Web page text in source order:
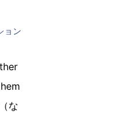
ョン
な